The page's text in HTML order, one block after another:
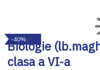
Biologie
clasa a VI-a
to
the
end
-40%